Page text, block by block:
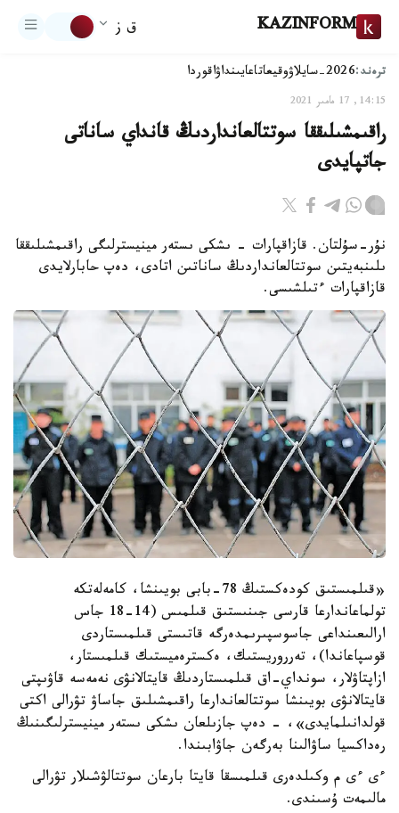
KAZINFORM ق ز
ترەند:2026-سايلاۋ وقيعاتاعايىنداۋاقوردا
14:15, 17 مامىر 2021
راقىمشىلىققا سوتتالعانداردىڭ قانداي ساناتى
جاتپايدى
نۇر-سۇلتان. قازاقپارات - ىشكى ىستەر مينيسترلىگى راقىمشىلىققا
ىلىنبەيتىن سوتتالعانداردىڭ ساناتىن اتادى، دەپ حابارلايدى
قازاقپارات ءتىلشىسى.
«قىلمىستىق كودەكستىڭ 78-بابى بويىنشا، كامەلەتكە
تولماعاندارعا قارسى جىنىستىق قىلمىس (14-18 جاس
ارالىعىنداعى جاسوسپىرىمدەرگە قاتىستى قىلمىستاردى
قوسپاعاندا)، تەرروريستىك، ەكسترەميستىك قىلمىستار،
ازاپتاۋلار، سونداي-اق قىلمىستاردىڭ قايتالانۋى نەمەسە قاۋىپتى
قايتالانۋى بويىنشا سوتتالعاندارعا راقىمشىلىق جاساۋ تۋرالى اكتى
قولدانىلمايدى»، - دەپ جازىلعان ىشكى ىستەر مينيسترلىگىنىڭ
رەداكسيا ساۋالىنا بەرگەن جاۋابىندا.
ءى ءى م وكىلدەرى قىلمىسقا قايتا بارعان سوتتالۋشىلار تۋرالى
مالىمەت ۇسىندى.